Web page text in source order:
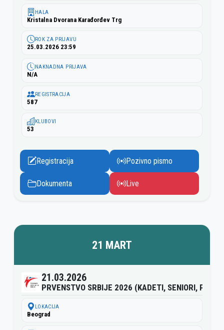
HALA
Kristalna Dvorana Karađorđev Trg
ROK ZA PRIJAVU
25.03.2026 23:59
NAKNADNA PRIJAVA
N/A
REGISTRACIJA
587
KLUBOVI
53
Registracija Pozivno pismo
Dokumenta Live
21 MART
21.03.2026
PRVENSTVO SRBIJE 2026 (KADETI, SENIORI, PARA)
LOKACIJA
Beograd